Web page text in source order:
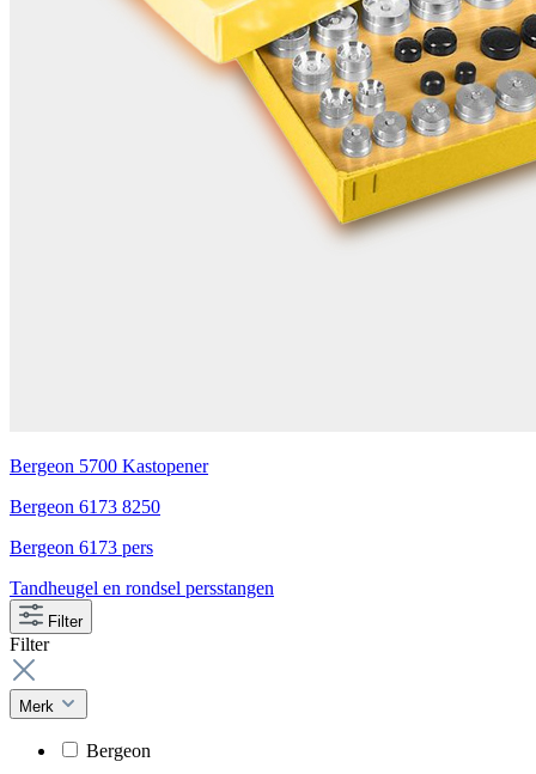
Bergeon 5700 Kastopener
Bergeon 6173 8250
Bergeon 6173 pers
Tandheugel en rondsel persstangen
Filter
Filter
Merk
Bergeon